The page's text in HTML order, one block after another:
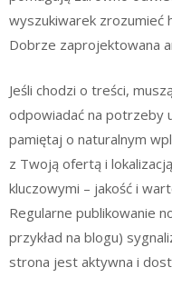
wyszukiwarek zrozumieć
Dobrze zaprojektowana
Jeśli chodzi o treści,
odpowiadać na potrzeby
pamiętaj o naturalnym
z Twoją ofertą i
kluczowymi – jakość i
Regularne publikowanie
przykład na blogu)
strona jest aktywna i